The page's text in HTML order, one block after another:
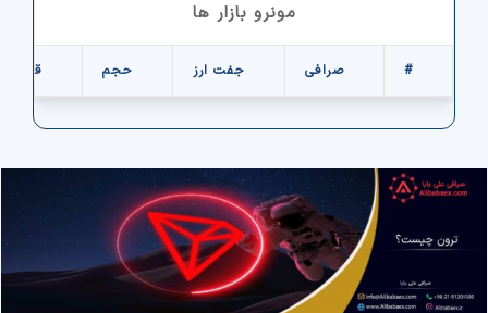
مونرو بازار ها
# صرافی جفت ارز حجم قیمت